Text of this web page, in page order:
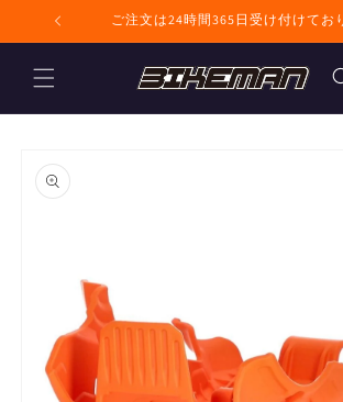
コンテンツに進ご注文は24時間365日受け付けてお